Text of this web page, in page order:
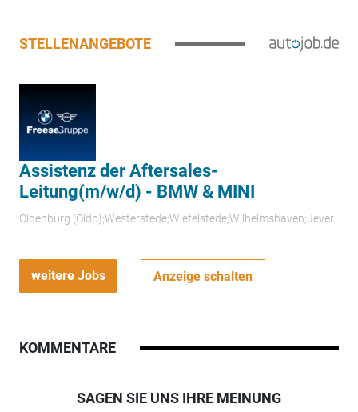
STELLENANGEBOTE
Assistenz der Aftersales-
Leitung(m/w/d) - BMW & MINI
Oldenburg (Oldb);Westerstede;Wiefelstede;Wilhelmshaven;Jever
weitere Jobs Anzeige schalten
KOMMENTARE
SAGEN SIE UNS IHRE MEINUNG